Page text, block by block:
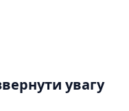
увагу